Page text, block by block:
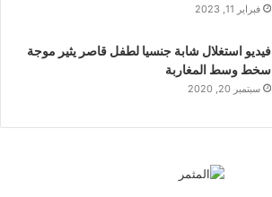
فبراير 11, 2023
فيديو استغلال شابة جنسيا لطفل قاصر يثير موجة
سخط وسط المغاربة
سبتمبر 20, 2020